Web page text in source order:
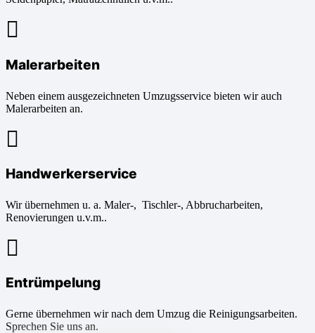
Malerarbeiten
Neben einem ausgezeichneten Umzugsservice bieten wir auch
Malerarbeiten an.
Handwerkerservice
Wir übernehmen u. a. Maler-, Tischler-, Abbrucharbeiten,
Renovierungen u.v.m..
Entrümpelung
Gerne übernehmen wir nach dem Umzug die Reinigungsarbeiten.
Sprechen Sie uns an.